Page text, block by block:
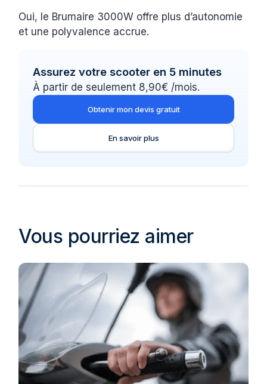
Oui, le Brumaire 3000W offre plus d’autonomie
et une polyvalence accrue.
Assurez votre scooter en 5 minutes
À partir de seulement 8,90€ /mois.
Obtenir mon devis gratuit
En savoir plus
Vous pourriez aimer